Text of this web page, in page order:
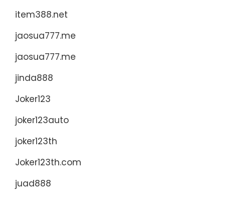
item388.net
jaosua777.me
jaosua777.me
jinda888
Joker123
joker123auto
joker123th
Joker123th.com
juad888